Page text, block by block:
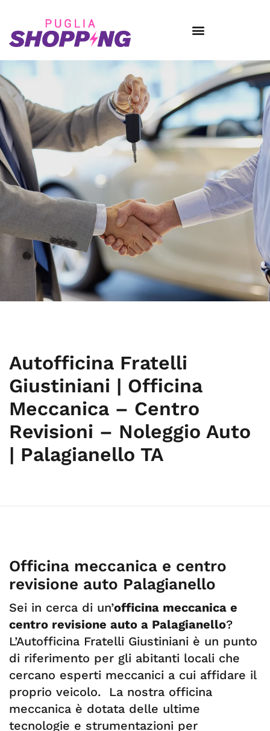
Autofficina Fratelli
Giustiniani | Officina
Meccanica – Centro
Revisioni – Noleggio Auto
| Palagianello TA
Officina meccanica e centro
revisione auto Palagianello
Sei in cerca di un’officina meccanica e
centro revisione auto a Palagianello?
L’Autofficina Fratelli Giustiniani è un punto
di riferimento per gli abitanti locali che
cercano esperti meccanici a cui affidare il
proprio veicolo. La nostra officina
meccanica è dotata delle ultime
tecnologie e strumentazioni per